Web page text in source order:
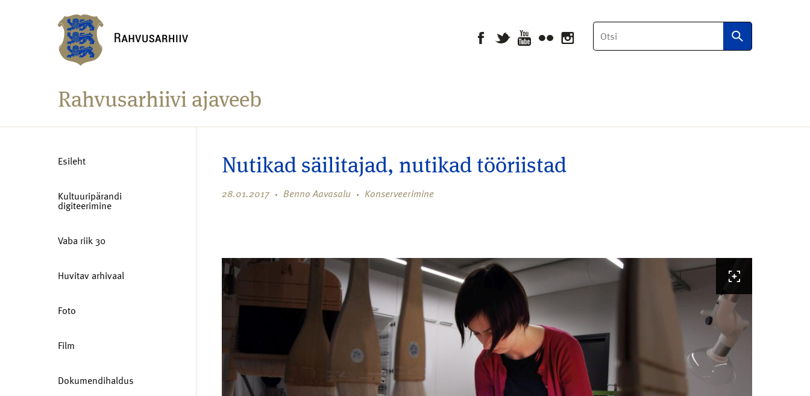
Otsi
Rahvusarhiivi ajaveeb
Esileht
Kultuuripärandi
digiteerimine
Vaba riik 30
Huvitav arhivaal
Foto
Film
Dokumendihaldus
Nutikad säilitajad, nutikad tööriistad
28.01.2017 Benno Aavasalu Konserveerimine